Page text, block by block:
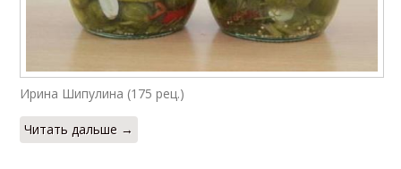
Ирина Шипулина (175 рец.)
Читать дальше →